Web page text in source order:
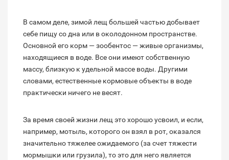
В самом деле, зимой лещ большей частью добывает
себе пищу со дна или в околодонном пространстве.
Основной его корм — зообентос — живые организмы,
находящиеся в воде. Все они имеют собственную
массу, близкую к удельной массе воды. Другими
словами, естественные кормовые объекты в воде
практически ничего не весят.
За время своей жизни лещ это хорошо усвоил, и если,
например, мотыль, которого он взял в рот, оказался
значительно тяжелее ожидаемого (за счет тяжести
мормышки или грузила), то это для него является